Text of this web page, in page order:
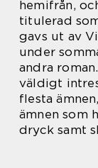
hemifrån,
titulerad
gavs ut av
under
andra
väldigt
flesta
ämnen som
dryck samt